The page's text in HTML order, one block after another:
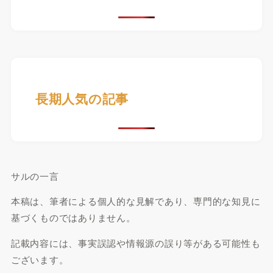
長期人気の記事
サルの一言
本稿は、筆者による個人的な見解であり、専門的な知見に
基づくものではありません。
記載内容には、事実誤認や情報源の誤り等がある可能性も
ございます。